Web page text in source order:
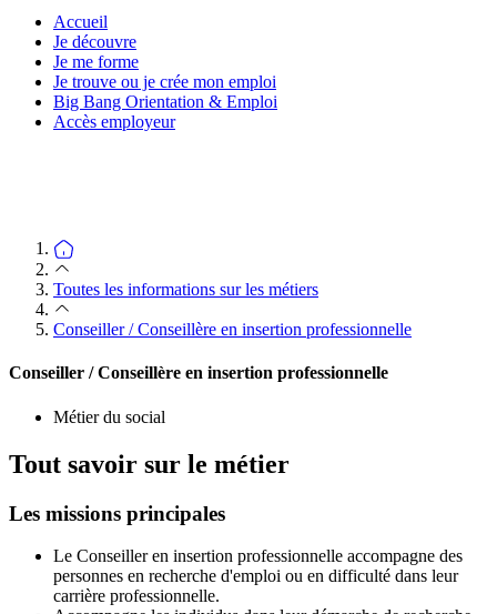
Accueil
Je découvre
Je me forme
Je trouve ou je crée mon emploi
Big Bang Orientation & Emploi
Accès employeur
Toutes les informations sur les métiers
Conseiller / Conseillère en insertion professionnelle
Conseiller / Conseillère en insertion professionnelle
Métier du social
Tout savoir sur le métier
Les missions principales
Le Conseiller en insertion professionnelle accompagne des
personnes en recherche d'emploi ou en difficulté dans leur
carrière professionnelle.